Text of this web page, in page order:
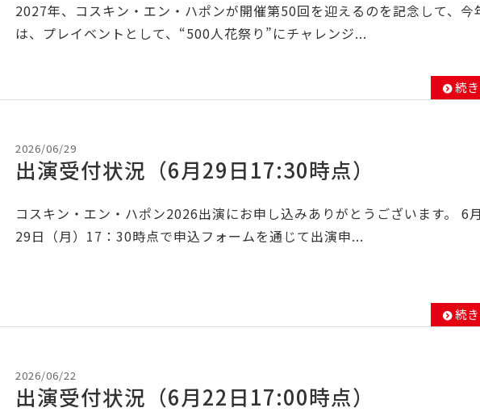
2027年、コスキン・エン・ハポンが開催第50回を迎えるのを記念して、今
は、プレイベントとして、“500人花祭り”にチャレンジ...
続
2026/06/29
出演受付状況（6月29日17:30時点）
コスキン・エン・ハポン2026出演にお申し込みありがとうございます。 6月
29日（月）17：30時点で申込フォームを通じて出演申...
続
2026/06/22
出演受付状況（6月22日17:00時点）